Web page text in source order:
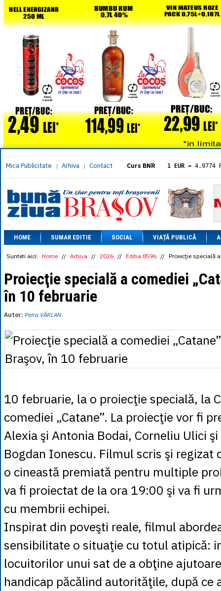
Mica Publicitate | Arhiva | Contact Curs BNR 1 EUR = 4.9774
= 5.8304
1 XAU= 464.4611
1 AED= 1.1933
1 AUD= 2.7957
1 BGN= 2.5449
1 CAD= 3.1559
1 CHF= 5.2813
1 CNY= 0.6015
1 DKK
= 0.6668
1 EGP= 0.0860
1 MXN = 0.2227
1 NOK= 0.4191
1 RSD= 0.0425
1 TRY
= 0.1141
= 0.1048
1 XDR= 5.9383
1 ZAR= 0.2318
HOME SUMAR EDITIE SOCIAL VIAȚĂ PUBLICĂ
Sunteti aici: Home // Arhiva // 2026 // Editia 8596 // Proiecţie specială
Proiecţie specială a comediei
în 10 februarie
Autor: Petra VÂRLAN
10 februarie, la o proiecţie specială, la
comediei „Catane”. La proiecţie vor fi
Alexia şi Antonia Bodai, Corneliu Ulici
Bogdan Ionescu. Filmul scris şi regizat
o cineastă premiată pentru multiple
va fi proiectat de la ora 19:00 şi va fi
cu membrii echipei.
Inspirat din poveşti reale, filmul
sensibilitate o situaţie cu totul atipică:
locuitorilor unui sat de a obţine
handicap păcălind autorităţile, după ce